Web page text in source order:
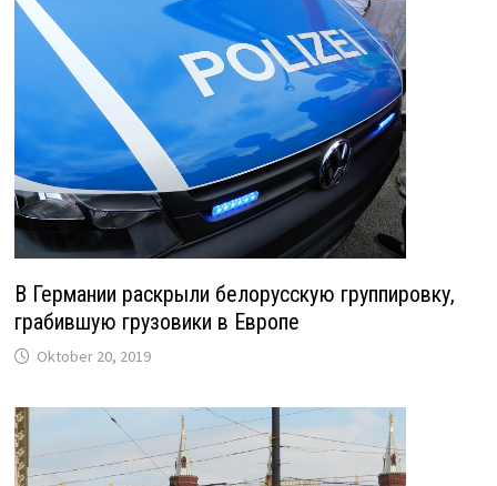
В Германии раскрыли белорусскую группировку,
грабившую грузовики в Европе
Oktober 20, 2019